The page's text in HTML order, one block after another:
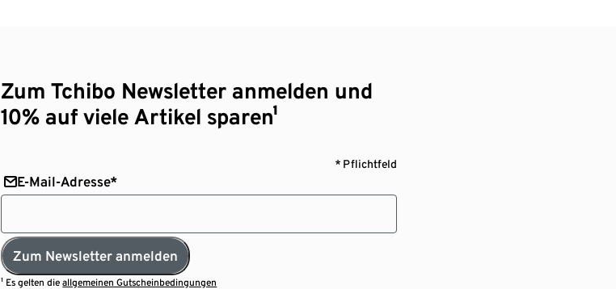
Zum Tchibo Newsletter anmelden und
10% auf viele Artikel sparen¹
* Pflichtfeld
E-Mail-Adresse*
Zum Newsletter anmelden
¹ Es gelten dieallgemeinen Gutscheinbedingungen